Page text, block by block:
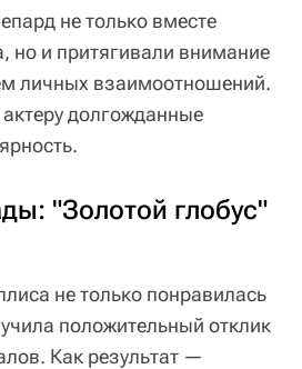
не только вместе
но и притягивали внимание
личных взаимоотношений.
долгожданные
"Золотой глобус"
не только понравилась
положительный отклик
Как результат —